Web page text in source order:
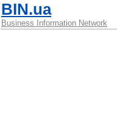
BIN.ua
Business Information Network